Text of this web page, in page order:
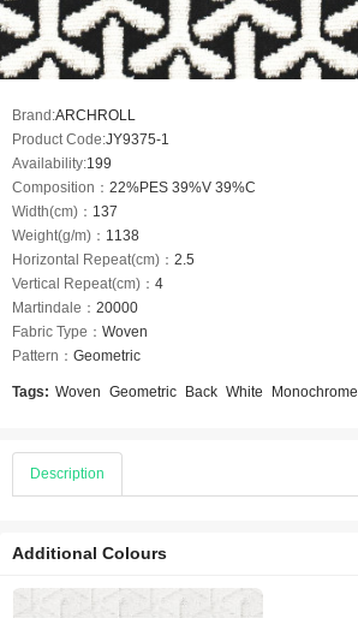
Brand:ARCHROLL
Product Code:JY9375-1
Availability:199
Composition： 22%PES 39%V 39%C
Width(cm)： 137
Weight(g/m)： 1138
Horizontal Repeat(cm)： 2.5
Vertical Repeat(cm)： 4
Martindale： 20000
Fabric Type： Woven
Pattern： Geometric
Tags: Woven Geometric Back White Monochrome
Description
Additional Colours